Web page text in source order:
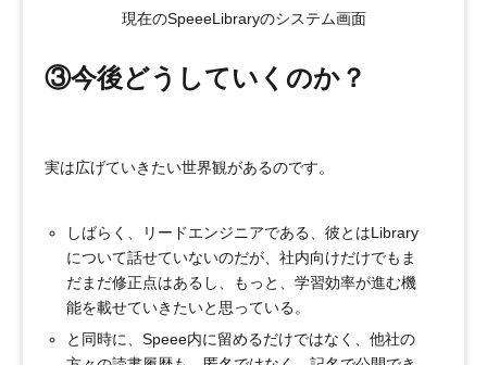
現在のSpeeeLibraryのシステム画面
③今後どうしていくのか？
実は広げていきたい世界観があるのです。
しばらく、リードエンジニアである、彼とはLibrary
について話せていないのだが、社内向けだけでもま
だまだ修正点はあるし、もっと、学習効率が進む機
能を載せていきたいと思っている。
と同時に、Speee内に留めるだけではなく、他社の